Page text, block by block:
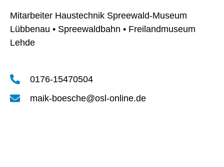
Mitarbeiter Haustechnik Spreewald-Museum
Lübbenau • Spreewaldbahn • Freilandmuseum
Lehde
0176-15470504
maik-boesche@osl-online.de